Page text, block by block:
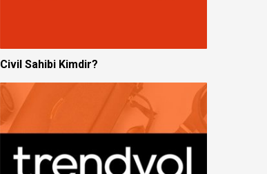
Civil Sahibi Kimdir?